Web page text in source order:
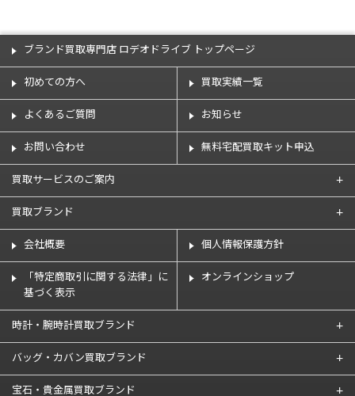
ブランド買取専門店 ロデオドライブ トップページ
初めての方へ 買取実績一覧
よくあるご質問 お知らせ
お問い合わせ 無料宅配買取キット申込
買取サービスのご案内
買取ブランド
会社概要 個人情報保護方針
「特定商取引に関する法律」に
基づく表示
オンラインショップ
時計・腕時計買取ブランド
バッグ・カバン買取ブランド
宝石・貴金属買取ブランド